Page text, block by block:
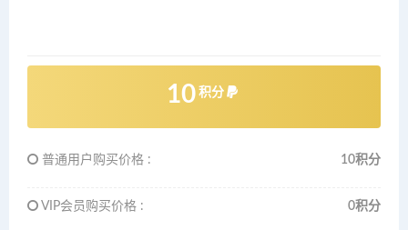
10 积分
普通用户购买价格 : 10积分
VIP会员购买价格 : 0积分